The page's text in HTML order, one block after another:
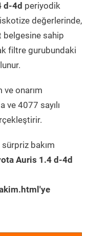
d-4d periyodik
değerlerinde,
belgesine sahip
filtre gurubundaki
ve onarım
ve 4077 sayılı
bakım
Auris 1.4 d-4d